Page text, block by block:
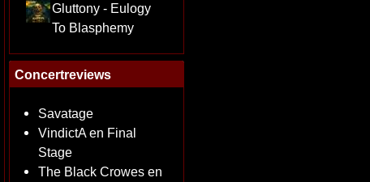
Gluttony - Eulogy
To Blasphemy
Concertreviews
Savatage
VindictA en Final
Stage
The Black Crowes en